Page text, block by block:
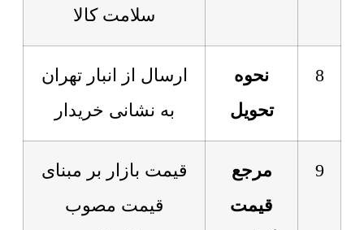
سلامت کالا
8
نحوه
تحویل
ارسال از انبار تهران
به نشانی خریدار
9
مرجع
قیمت
قیمت بازار بر مبنای
قیمت مصوب